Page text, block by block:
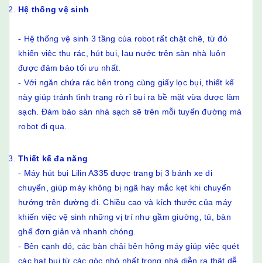
Hệ thống vệ sinh
- Hệ thống vệ sinh 3 tầng của robot rất chặt chẽ, từ đó
khiến việc thu rác, hút bụi, lau nước trên sàn nhà luôn
được đảm bảo tối ưu nhất.
- Với ngăn chứa rác bên trong cùng giấy lọc bụi, thiết kế
này giúp tránh tình trạng rò rỉ bụi ra bề mặt vừa được làm
sạch. Đảm bảo sàn nhà sạch sẽ trên mỗi tuyến đường mà
robot đi qua.
Thiết kế đa năng
- Máy hút bụi Lilin A335 được trang bị 3 bánh xe di
chuyển, giúp máy không bị ngã hay mắc kẹt khi chuyển
hướng trên đường đi. Chiều cao và kích thước của máy
khiến việc vệ sinh những vị trí như gầm giường, tủ, bàn
ghế đơn giản và nhanh chóng.
- Bên cạnh đó, các bàn chải bên hông máy giúp việc quét
các hạt bụi từ các góc nhỏ nhất trong nhà diễn ra thật dễ